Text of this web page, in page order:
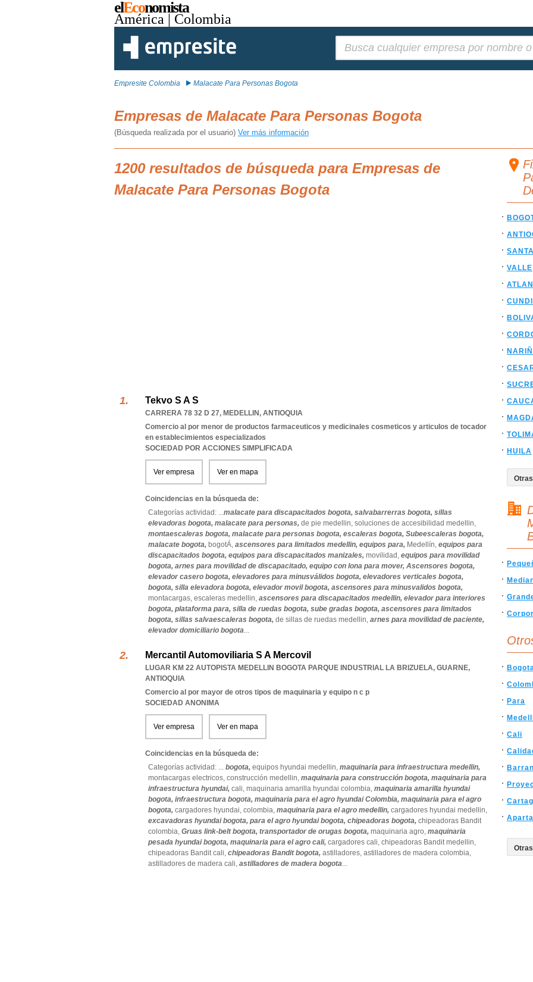
elEconomista
América | Colombia
Empresite Colombia Malacate Para Personas Bogota
Empresas de Malacate Para Personas Bogota
(Búsqueda realizada por el usuario) Ver más información
1200 resultados de búsqueda para Empresas de
Malacate Para Personas Bogota
Tekvo S A S
CARRERA 78 32 D 27, MEDELLIN, ANTIOQUIA
Comercio al por menor de productos farmaceuticos y medicinales cosmeticos y articulos de tocador
en establecimientos especializados
SOCIEDAD POR ACCIONES SIMPLIFICADA
Ver empresa Ver en mapa
Coincidencias en la búsqueda de:
Categorías actividad: ...malacate para discapacitados bogota, salvabarrerras bogota, sillas
elevadoras bogota, malacate para personas, de pie medellin, soluciones de accesibilidad medellin,
montaescaleras bogota, malacate para personas bogota, escaleras bogota, Subeescaleras bogota,
malacate bogota, bogotÁ, ascensores para limitados medellin, equipos para, Medellín, equipos para
discapacitados bogota, equipos para discapacitados manizales, movilidad, equipos para movilidad
bogota, arnes para movilidad de discapacitado, equipo con lona para mover, Ascensores bogota,
elevador casero bogota, elevadores para minusválidos bogota, elevadores verticales bogota,
bogota, silla elevadora bogota, elevador movil bogota, ascensores para minusvalidos bogota,
montacargas, escaleras medellin, ascensores para discapacitados medellin, elevador para interiores
bogota, plataforma para, silla de ruedas bogota, sube gradas bogota, ascensores para limitados
bogota, sillas salvaescaleras bogota, de sillas de ruedas medellin, arnes para movilidad de paciente,
elevador domiciliario bogota...
Mercantil Automoviliaria S A Mercovil
LUGAR KM 22 AUTOPISTA MEDELLIN BOGOTA PARQUE INDUSTRIAL LA BRIZUELA, GUARNE,
ANTIOQUIA
Comercio al por mayor de otros tipos de maquinaria y equipo n c p
SOCIEDAD ANONIMA
Ver empresa Ver en mapa
Coincidencias en la búsqueda de:
Categorías actividad: ... bogota, equipos hyundai medellin, maquinaria para infraestructura medellin,
montacargas electricos, construcción medellin, maquinaria para construcción bogota, maquinaria para
infraestructura hyundai, cali, maquinaria amarilla hyundai colombia, maquinaria amarilla hyundai
bogota, infraestructura bogota, maquinaria para el agro hyundai Colombia, maquinaria para el agro
bogota, cargadores hyundai, colombia, maquinaria para el agro medellin, cargadores hyundai medellin,
excavadoras hyundai bogota, para el agro hyundai bogota, chipeadoras bogota, chipeadoras Bandit
colombia, Gruas link-belt bogota, transportador de orugas bogota, maquinaria agro, maquinaria
pesada hyundai bogota, maquinaria para el agro cali, cargadores cali, chipeadoras Bandit medellin,
chipeadoras Bandit cali, chipeadoras Bandit bogota, astilladores, astilladores de madera colombia,
astilladores de madera cali, astilladores de madera bogota...
VALLE
HUILA
Para
Cali